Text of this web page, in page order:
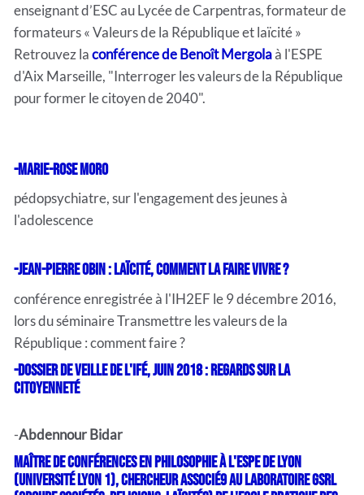
enseignant d’ESC au Lycée de Carpentras, formateur de
formateurs « Valeurs de la République et laïcité »
Retrouvez laconférence de Benoît Mergolaà l'ESPE
d'Aix Marseille, "Interroger les valeurs de la République
pour former le citoyen de 2040".
-Marie-Rose Moro
pédopsychiatre, sur l'engagement des jeunes à
l'adolescence
-Jean-Pierre Obin : Laïcité, comment la faire vivre ?
conférence enregistrée à l'IH2EF le 9 décembre 2016,
lors du séminaire Transmettre les valeurs de la
République : comment faire ?
-Dossier de veille de l'IFé, juin 2018 : Regards sur la
citoyenneté
-Abdennour Bidar
Maître de conférences en philosophie à l'ESPE de Lyon
(Université Lyon 1), chercheur associé9 au Laboratoire GSRL